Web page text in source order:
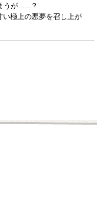
うが……?
い極上の悪夢を召し上が